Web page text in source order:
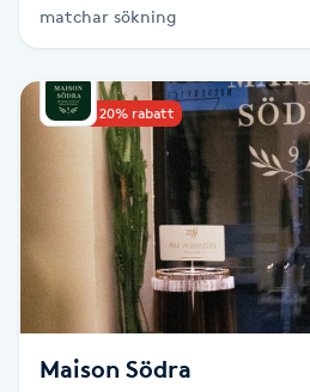
Nagelförlängning silke
Nagelförstärkning
Nagelklippning
Nagelsvamp
Nagelvård
matchar sökning
Upp till 20% rabatt
Maison Södra